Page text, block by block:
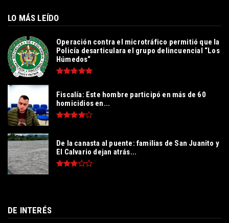
LO MÁS LEÍDO
Operación contra el microtráfico permitió que la
Policía desarticulara el grupo delincuencial “Los
Húmedos“
Fiscalía: Este hombre participó en más de 60
homicidios en...
De la canasta al puente: familias de San Juanito y
El Calvario dejan atrás...
DE INTERÉS